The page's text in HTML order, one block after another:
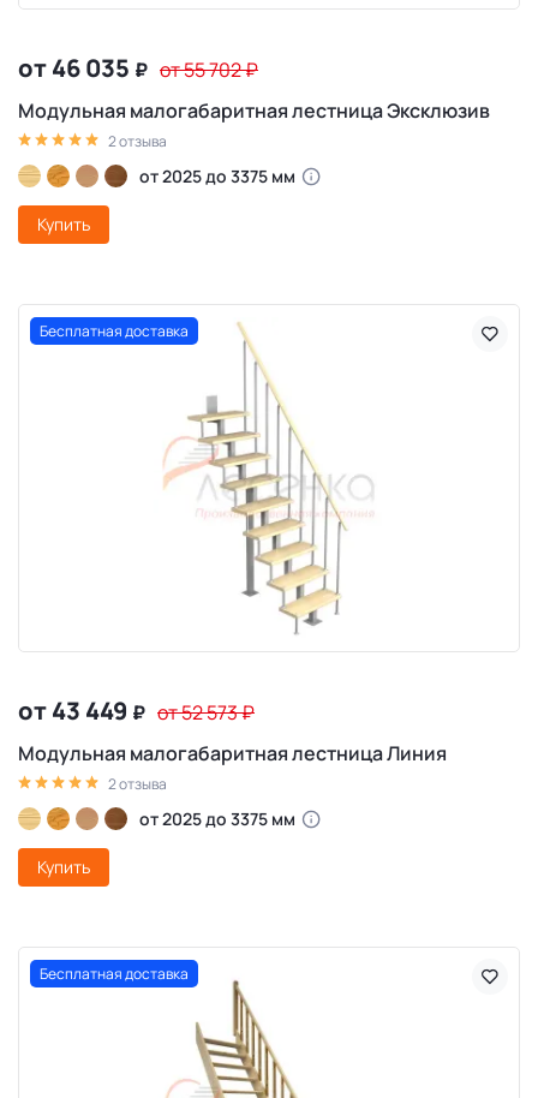
от 46 035 ₽ от 55 702₽
Модульная малогабаритная лестница Эксклюзив
2 отзыва
от 2025 до 3375 мм
Купить
Бесплатная доставка
от 43 449 ₽ от 52 573₽
Модульная малогабаритная лестница Линия
2 отзыва
от 2025 до 3375 мм
Купить
Бесплатная доставка